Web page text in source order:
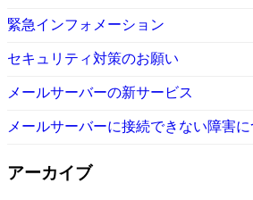
緊急インフォメーション
セキュリティ対策のお願い
メールサーバーの新サービス
メールサーバーに接続できない障害
アーカイブ